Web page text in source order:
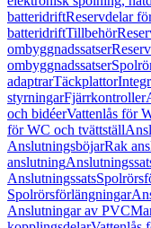
batteridriftReservdelar
batteridriftTillbehör
ombyggnadssatser
ombyggnadssatser
adaptrarTäckplattor
styrningarFjärrkontroller
och bidéerVattenlås för
för WC och tvättställ
AnslutningsböjarRak
anslutning
Anslutningssats
Spolrörsförlängningar
Anslutningar av PVC